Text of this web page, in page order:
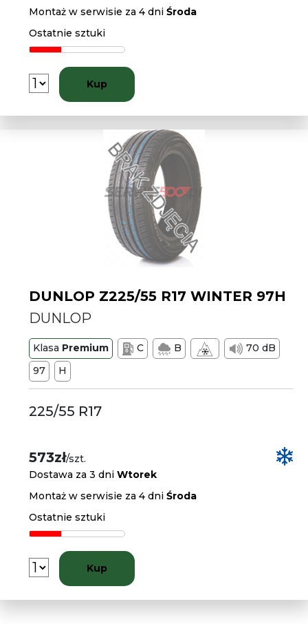
Montaż w serwisie za 4 dniŚroda
Ostatnie sztuki
Kup
DUNLOP Z225/55 R17 WINTER 97H
DUNLOP
Klasa Premium C B
70 dB
97
H
225/55 R17
573zł/szt.
Dostawa za 3 dniWtorek
Montaż w serwisie za 4 dniŚroda
Ostatnie sztuki
Kup